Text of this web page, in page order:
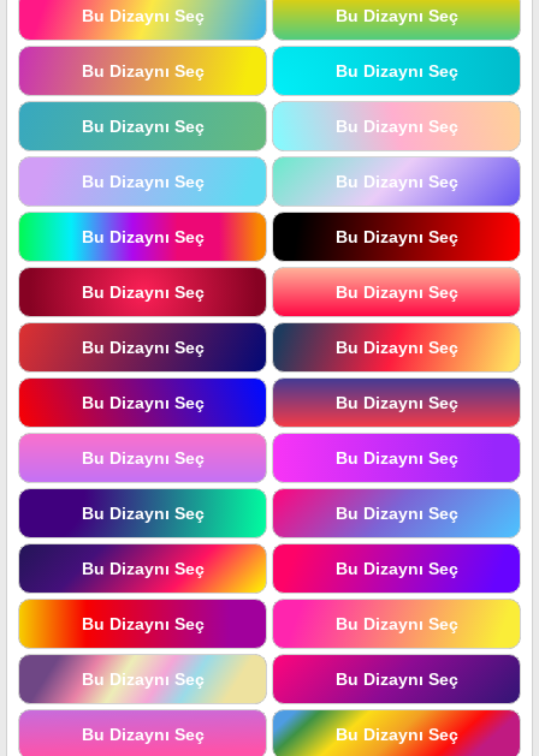
Bu Dizaynı Seç Bu Dizaynı Seç
Bu Dizaynı Seç Bu Dizaynı Seç
Bu Dizaynı Seç Bu Dizaynı Seç
Bu Dizaynı Seç Bu Dizaynı Seç
Bu Dizaynı Seç Bu Dizaynı Seç
Bu Dizaynı Seç Bu Dizaynı Seç
Bu Dizaynı Seç Bu Dizaynı Seç
Bu Dizaynı Seç Bu Dizaynı Seç
Bu Dizaynı Seç Bu Dizaynı Seç
Bu Dizaynı Seç Bu Dizaynı Seç
Bu Dizaynı Seç Bu Dizaynı Seç
Bu Dizaynı Seç Bu Dizaynı Seç
Bu Dizaynı Seç Bu Dizaynı Seç
Bu Dizaynı Seç Bu Dizaynı Seç